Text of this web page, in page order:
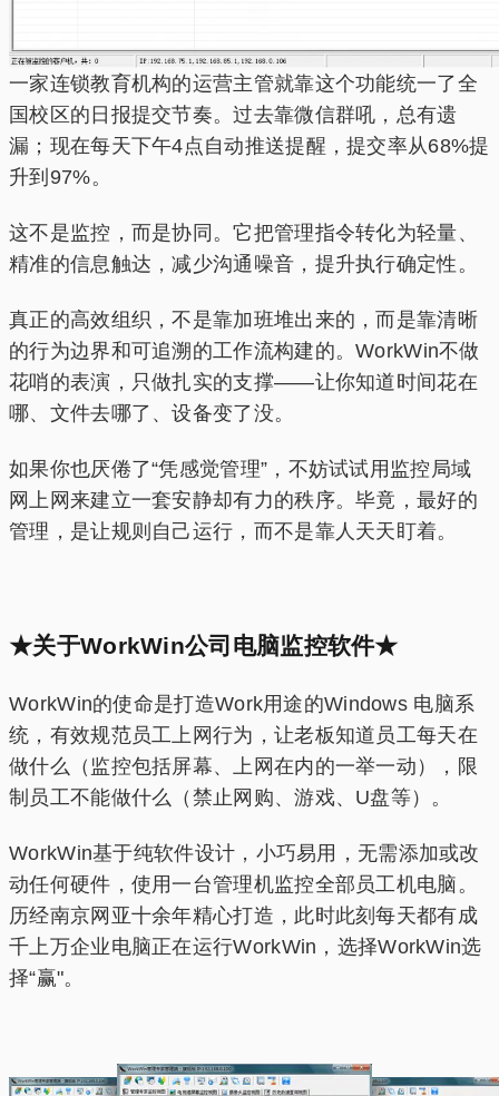
一家连锁教育机构的运营主管就靠这个功能统一了全
国校区的日报提交节奏。过去靠微信群吼，总有遗
漏；现在每天下午4点自动推送提醒，提交率从68%提
升到97%。
这不是监控，而是协同。它把管理指令转化为轻量、
精准的信息触达，减少沟通噪音，提升执行确定性。
真正的高效组织，不是靠加班堆出来的，而是靠清晰
的行为边界和可追溯的工作流构建的。WorkWin不做
花哨的表演，只做扎实的支撑——让你知道时间花在
哪、文件去哪了、设备变了没。
如果你也厌倦了“凭感觉管理”，不妨试试用监控局域
网上网来建立一套安静却有力的秩序。毕竟，最好的
管理，是让规则自己运行，而不是靠人天天盯着。
★关于WorkWin公司电脑监控软件★
WorkWin的使命是打造Work用途的Windows 电脑系
统，有效规范员工上网行为，让老板知道员工每天在
做什么（监控包括屏幕、上网在内的一举一动），限
制员工不能做什么（禁止网购、游戏、U盘等）。
WorkWin基于纯软件设计，小巧易用，无需添加或改
动任何硬件，使用一台管理机监控全部员工机电脑。
历经南京网亚十余年精心打造，此时此刻每天都有成
千上万企业电脑正在运行WorkWin，选择WorkWin选
择“赢"。